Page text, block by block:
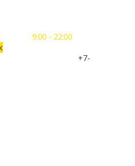
9:00 - 22:00
+7-